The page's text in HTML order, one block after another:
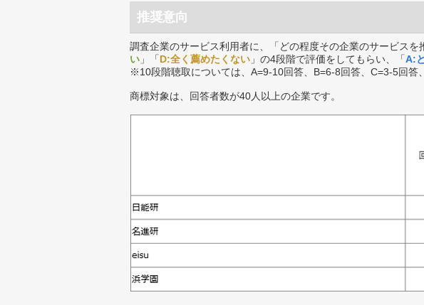
推奨意向
調査企業のサービス利用者に、「どの程度その企業のサービスを
い 」「D:全く薦めたくない 」の4段階で評価をしてもらい、「A:
※10段階聴取については、A=9-10回答、B=6-8回答、C=3-5回答
商標対象は、回答者数が40人以上の企業です。